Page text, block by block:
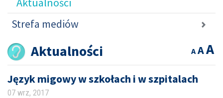
Strefa mediów
Aktualności A
A
A
Język migowy w szkołach i w szpitalach
07 wrz, 2017